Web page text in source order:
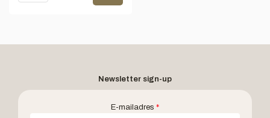
Newsletter sign-up
E-mailadres *